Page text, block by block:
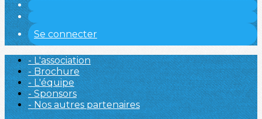
Se connecter
- L'association
- Brochure
- L'équipe
- Sponsors
- Nos autres partenaires